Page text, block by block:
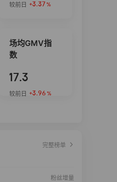
较前日 +3.37%
场均GMV指
数
17.3
较前日 +3.96 %
完整榜单
粉丝增量